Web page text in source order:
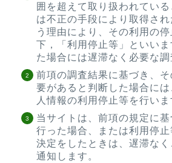
囲を超えて取り扱われてい
は不正の手段により取得さ
う理由により、その利用の
下，「利用停止等」といい
た場合には遅滞なく必要な調
前項の調査結果に基づき、
要があると判断した場合に
人情報の利用停止等を行いま
当サイトは、前項の規定に
行った場合、または利用停
決定をしたときは、遅滞な
通知します。